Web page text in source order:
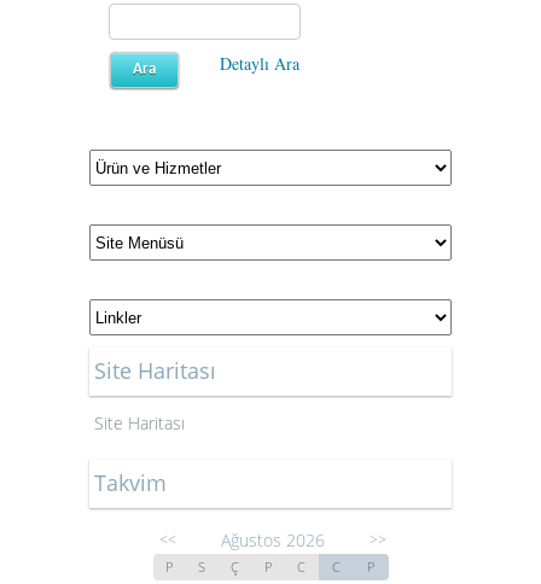
Detaylı Ara
Site Haritası
Site Haritası
Takvim
<< Ağustos 2026 >>
P S Ç P C C P